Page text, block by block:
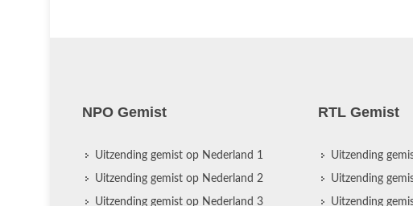
NPO Gemist
Uitzending gemist op Nederland 1
Uitzending gemist op Nederland 2
Uitzending gemist op Nederland 3
RTL Gemist
Uitzending
Uitzending
Uitzending